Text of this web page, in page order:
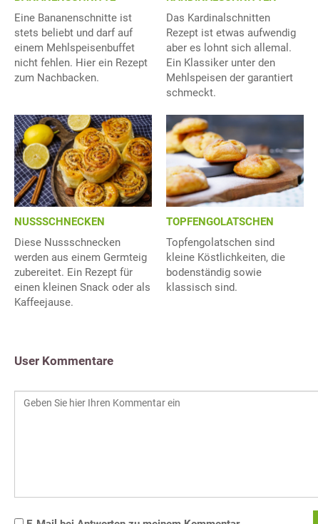
Eine Bananenschnitte ist
stets beliebt und darf auf
einem Mehlspeisenbuffet
nicht fehlen. Hier ein Rezept
zum Nachbacken.
Das Kardinalschnitten
Rezept ist etwas aufwendig
aber es lohnt sich allemal.
Ein Klassiker unter den
Mehlspeisen der garantiert
schmeckt.
NUSSSCHNECKEN
Diese Nussschnecken
werden aus einem Germteig
zubereitet. Ein Rezept für
einen kleinen Snack oder als
Kaffeejause.
TOPFENGOLATSCHEN
Topfengolatschen sind
kleine Köstlichkeiten, die
bodenständig sowie
klassisch sind.
User Kommentare